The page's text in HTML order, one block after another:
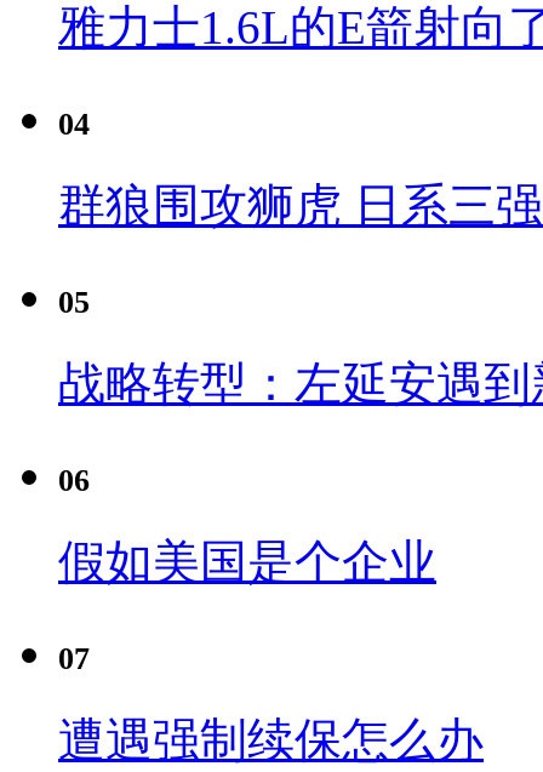
雅力士1.6L的E箭射向
04
群狼围攻狮虎 日系三
05
战略转型：左延安遇
06
假如美国是个企业
07
遭遇强制续保怎么办